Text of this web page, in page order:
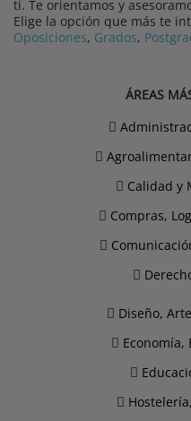
ti. Te orientamos y
Elige la opción que más te
Oposiciones, Grados,
ÁREAS
Calidad y
Compras,
Diseño,
Economía,